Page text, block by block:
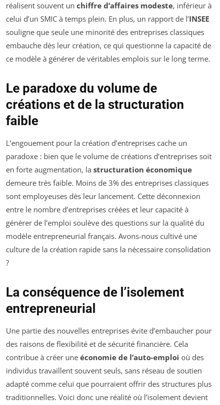
réalisent souvent un chiffre d’affaires modeste, inférieur à
celui d’un SMIC à temps plein. En plus, un rapport de l’INSEE
souligne que seule une minorité des entreprises classiques
embauche dès leur création, ce qui questionne la capacité de
ce modèle à générer de véritables emplois sur le long terme.
Le paradoxe du volume de
créations et de la structuration
faible
L’engouement pour la création d’entreprises cache un
paradoxe : bien que le volume de créations d’entreprises soit
en forte augmentation, la structuration économique
demeure très faible. Moins de 3% des entreprises classiques
sont employeuses dès leur lancement. Cette déconnexion
entre le nombre d’entreprises créées et leur capacité à
générer de l’emploi soulève des questions sur la qualité du
modèle entrepreneurial français. Avons-nous cultivé une
culture de la création rapide sans la nécessaire consolidation
?
La conséquence de l’isolement
entrepreneurial
Une partie des nouvelles entreprises évite d’embaucher pour
des raisons de flexibilité et de sécurité financière. Cela
contribue à créer une économie de l’auto-emploi où des
individus travaillent souvent seuls, sans réseau de soutien
adapté comme celui que pourraient offrir des structures plus
traditionnelles. Voici donc une réalité où l’isolement devient